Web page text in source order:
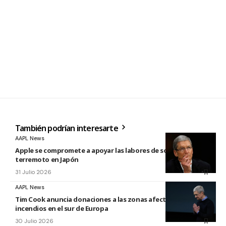
También podrían interesarte
AAPL News
Apple se compromete a apoyar las labores de socorro tras el
terremoto en Japón
31 Julio 2026
AAPL News
Tim Cook anuncia donaciones a las zonas afectadas por los
incendios en el sur de Europa
30 Julio 2026